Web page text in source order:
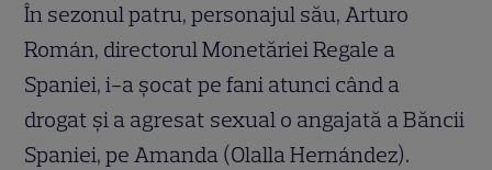
În sezonul patru, personajul său, Arturo
Román, directorul Monetăriei Regale a
Spaniei, i-a șocat pe fani atunci când a
drogat și a agresat sexual o angajată a Băncii
Spaniei, pe Amanda (Olalla Hernández).